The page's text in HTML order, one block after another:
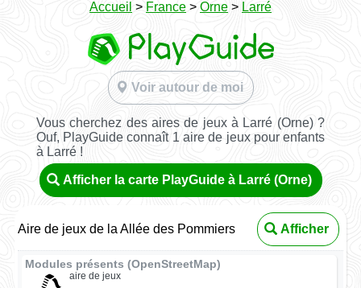
Accueil > France > Orne > Larré
Voir autour de moi
Vous cherchez des aires de jeux à Larré (Orne) ?
Ouf, PlayGuide connaît 1 aire de jeux pour enfants
à Larré !
Afficher la carte PlayGuide à Larré (Orne)
Aire de jeux de la Allée des Pommiers Afficher
Modules présents (OpenStreetMap)
aire de jeux